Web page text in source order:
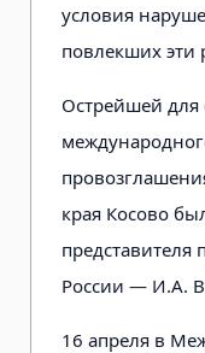
условия
повлекших эти
Острейшей для
края Косово
России — И.А.
16 апреля в